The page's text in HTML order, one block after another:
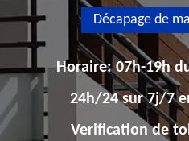
Décapage de
Horaire: 07h-19h
24h/24 sur 7j/7
Verification de